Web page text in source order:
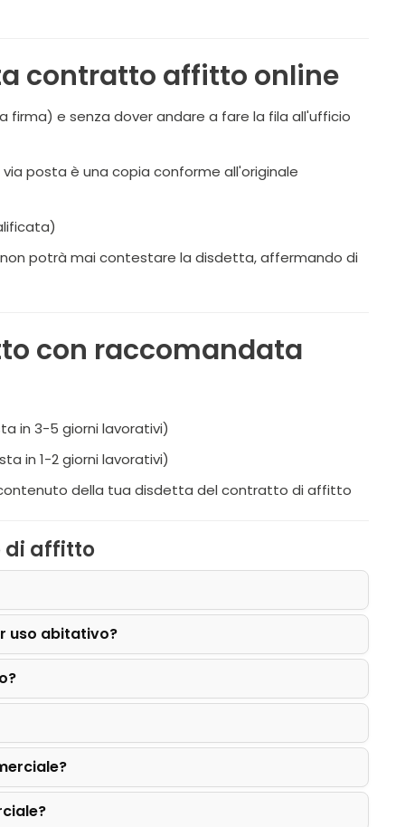
contratto affitto online
e senza dover andare a fare la fila all'ufficio
posta è una copia conforme all'originale
potrà mai contestare la disdetta, affermando di
con raccomandata
in 3-5 giorni lavorativi)
in 1-2 giorni lavorativi)
della tua disdetta del contratto di affitto
di affitto
uso abitativo?